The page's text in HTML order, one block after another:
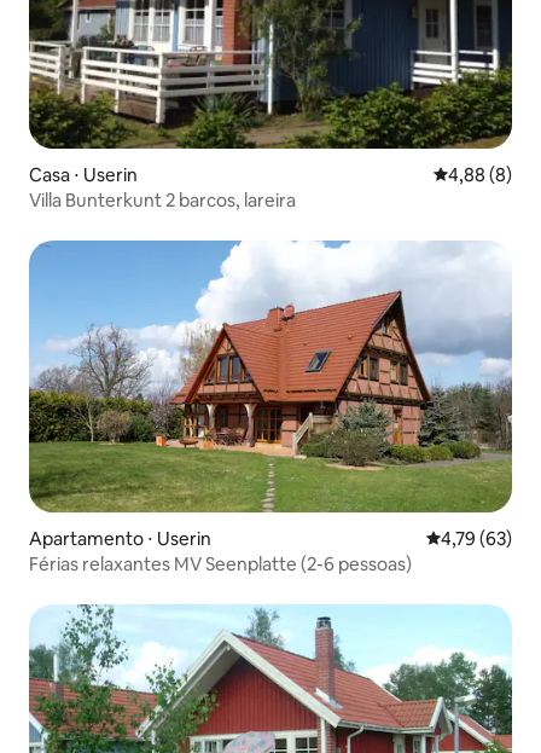
Casa ⋅ Userin 4,88 de uma
4,88 (8)
Villa Bunterkunt 2 barcos, lareira
Apartamento ⋅ Userin 4,79 de uma
4,79 (63)
Férias relaxantes MV Seenplatte (2-6 pessoas)